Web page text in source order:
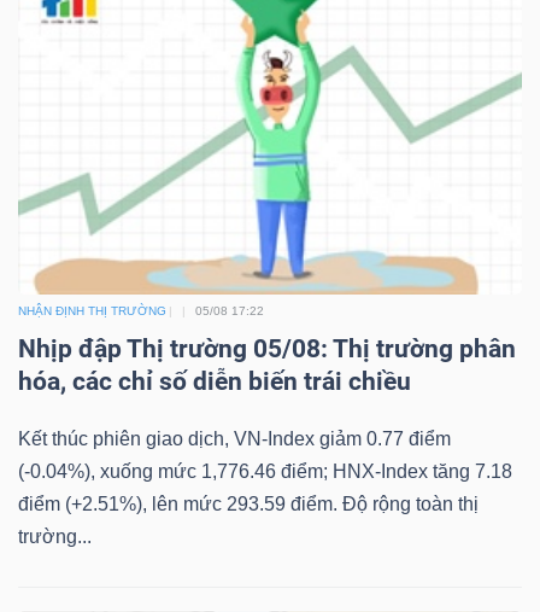
NHẬN ĐỊNH THỊ TRƯỜNG 05/08 17:22
Nhịp đập Thị trường 05/08: Thị trường phân
hóa, các chỉ số diễn biến trái chiều
Kết thúc phiên giao dịch, VN-Index giảm 0.77 điểm
(-0.04%), xuống mức 1,776.46 điểm; HNX-Index tăng 7.18
điểm (+2.51%), lên mức 293.59 điểm. Độ rộng toàn thị
trường...